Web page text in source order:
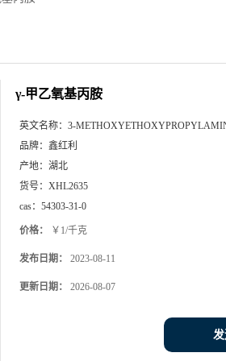
γ-甲乙氧基丙胺
英文名称： 3-
品牌： 鑫红利
产地： 湖北
货号： XHL2635
cas： 54303-31-0
价格： ￥1/千克
发布日期： 2023-08-11
更新日期： 2026-08-07